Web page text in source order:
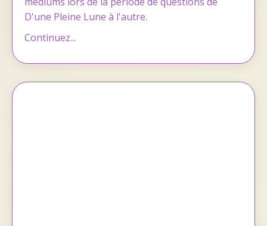
D'une Pleine Lune à l'autre.
Continuez...